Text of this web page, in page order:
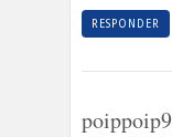
RESPONDER
poippoip9